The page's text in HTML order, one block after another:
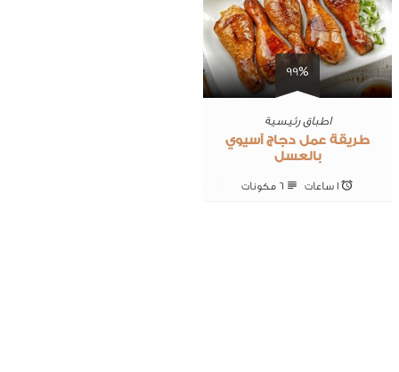
99%
اطباق رئيسية
طريقة عمل دجاج آسيوي
بالعسل
1 ساعات 6 ‎مكونات